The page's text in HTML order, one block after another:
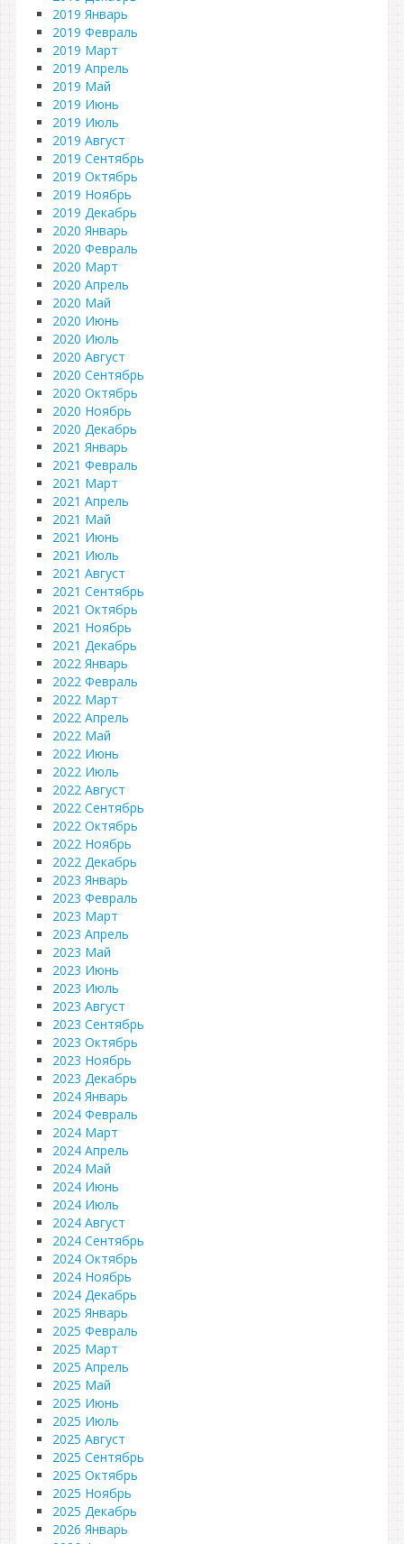
2019 Январь
2019 Февраль
2019 Март
2019 Апрель
2019 Май
2019 Июнь
2019 Июль
2019 Август
2019 Сентябрь
2019 Октябрь
2019 Ноябрь
2019 Декабрь
2020 Январь
2020 Февраль
2020 Март
2020 Апрель
2020 Май
2020 Июнь
2020 Июль
2020 Август
2020 Сентябрь
2020 Октябрь
2020 Ноябрь
2020 Декабрь
2021 Январь
2021 Февраль
2021 Март
2021 Апрель
2021 Май
2021 Июнь
2021 Июль
2021 Август
2021 Сентябрь
2021 Октябрь
2021 Ноябрь
2021 Декабрь
2022 Январь
2022 Февраль
2022 Март
2022 Апрель
2022 Май
2022 Июнь
2022 Июль
2022 Август
2022 Сентябрь
2022 Октябрь
2022 Ноябрь
2022 Декабрь
2023 Январь
2023 Февраль
2023 Март
2023 Апрель
2023 Май
2023 Июнь
2023 Июль
2023 Август
2023 Сентябрь
2023 Октябрь
2023 Ноябрь
2023 Декабрь
2024 Январь
2024 Февраль
2024 Март
2024 Апрель
2024 Май
2024 Июнь
2024 Июль
2024 Август
2024 Сентябрь
2024 Октябрь
2024 Ноябрь
2024 Декабрь
2025 Январь
2025 Февраль
2025 Март
2025 Апрель
2025 Май
2025 Июнь
2025 Июль
2025 Август
2025 Сентябрь
2025 Октябрь
2025 Ноябрь
2025 Декабрь
2026 Январь